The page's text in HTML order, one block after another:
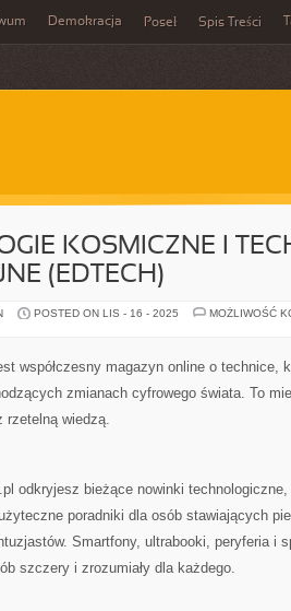
Demokracja Poseł Spis Treści
KOSMICZNE I
(EDTECH)
POSTED ON LIS - 16 - 2025
MOŻLIWOŚĆ
współczesny magazyn online o technice,
zmianach cyfrowego świata. To
rzetelną wiedzą.
odkryjesz bieżące nowinki technologiczne,
poradniki dla osób stawiających
Smartfony, ultrabooki, peryferia i
szczery i zrozumiały dla każdego.